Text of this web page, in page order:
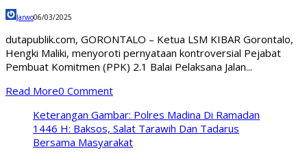
Jarwo06/03/2025
dutapublik.com, GORONTALO – Ketua LSM KIBAR Gorontalo,
Hengki Maliki, menyoroti pernyataan kontroversial Pejabat
Pembuat Komitmen (PPK) 2.1 Balai Pelaksana Jalan...
Read More0 Comment
Keterangan Gambar: Polres Madina Di Ramadan
1446 H: Baksos, Salat Tarawih Dan Tadarus
Bersama Masyarakat